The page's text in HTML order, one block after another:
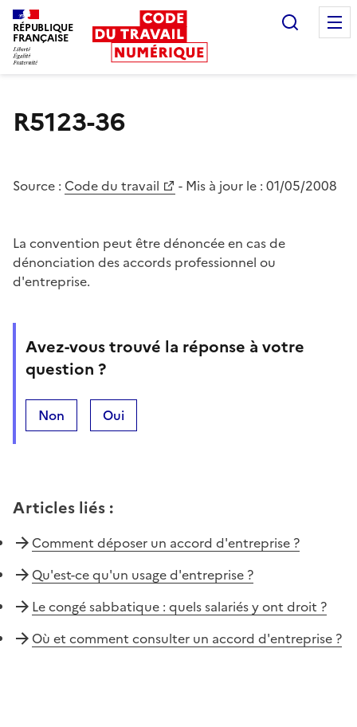
RÉPUBLIQUE
FRANÇAISE
R5123-36
Source : Code du travail - Mis à jour le : 01/05/2008
La convention peut être dénoncée en cas de
dénonciation des accords professionnel ou
d'entreprise.
Avez-vous trouvé la réponse à votre
question ?
Non Oui
Articles liés :
Comment déposer un accord d'entreprise ?
Qu'est-ce qu'un usage d'entreprise ?
Le congé sabbatique : quels salariés y ont droit ?
Où et comment consulter un accord d'entreprise ?